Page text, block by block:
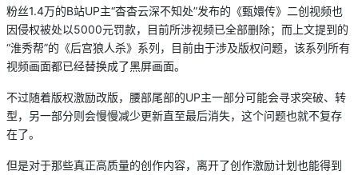
粉丝1.4万的B站UP主“杳杳云深不知处”发布的《甄嬛传》二创视频也
因侵权被处以5000元罚款，目前所涉视频已全部删除；而上文提到的
“淮秀帮”的《后宫狼人杀》系列，目前由于涉及版权问题，该系列所有
视频画面都已经替换成了黑屏画面。
不过随着版权激励改版，腰部尾部的UP主一部分可能会寻求突破、转
型，另一部分则会慢慢减少更新直至最后消失，这个问题也就不复存
在了。
但是对于那些真正高质量的创作内容，离开了创作激励计划也能得到